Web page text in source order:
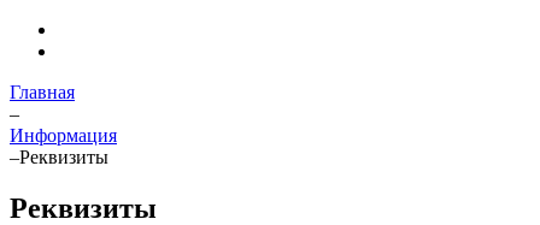
Главная
–
Информация
–Реквизиты
Реквизиты